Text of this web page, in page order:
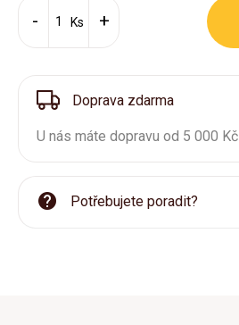
Ks
Doprava zdarma
U nás máte dopravu od 5 000 Kč
Potřebujete poradit?